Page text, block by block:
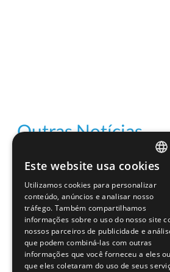
Outras Notícias
ENGLISH
Este website usa cookies
Utilizamos cookies para personalizar
conteúdo, anúncios e analisar nosso
tráfego. Também compartilhamos
informações sobre o uso do nosso site
nossos parceiros de publicidade e
que podem combiná-las com outras
informações que você forneceu a eles ou
que eles coletaram do uso de seus